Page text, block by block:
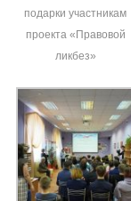
подарки участникам
проекта «Правовой
ликбез»